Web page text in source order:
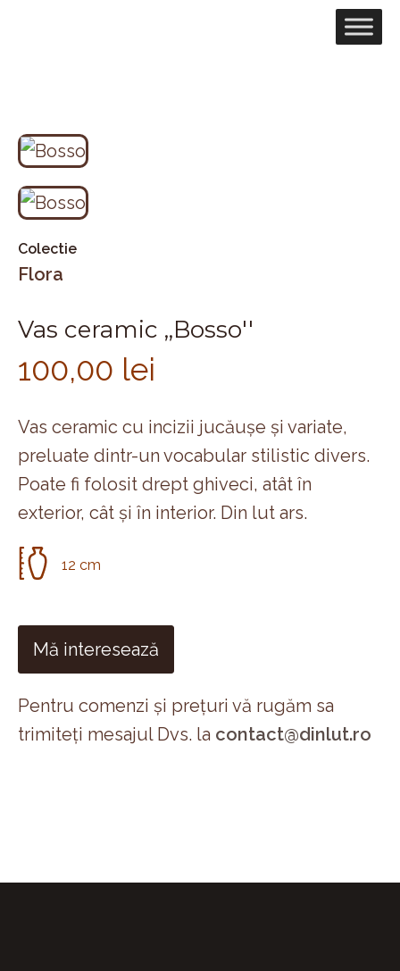
Colectie
Flora
Vas ceramic ,,Bosso''
100,00 lei
Vas ceramic cu incizii jucăușe și variate,
preluate dintr-un vocabular stilistic divers.
Poate fi folosit drept ghiveci, atât în
exterior, cât și în interior. Din lut ars.
12 cm
Mă interesează
Pentru comenzi și prețuri vă rugăm sa
trimiteți mesajul Dvs. la contact@dinlut.ro